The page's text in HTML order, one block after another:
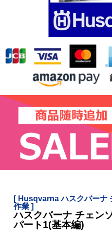
[ Husqvarna ハスクバーナ
作業 ]
ハスクバーナ チェン
パート1(基本編)